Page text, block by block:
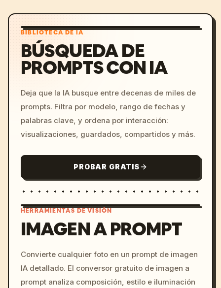
BIBLIOTECA DE IA
BÚSQUEDA DE
PROMPTS CON IA
Deja que la IA busque entre decenas de miles de
prompts. Filtra por modelo, rango de fechas y
palabras clave, y ordena por interacción:
visualizaciones, guardados, compartidos y más.
PROBAR GRATIS
c, cyberpunk sunset, neon
colors, 8k --v 6.0
HERRAMIENTAS DE VISIÓN
IMAGEN A PROMPT
Convierte cualquier foto en un prompt de imagen
IA detallado. El conversor gratuito de imagen a
prompt analiza composición, estilo e iluminación